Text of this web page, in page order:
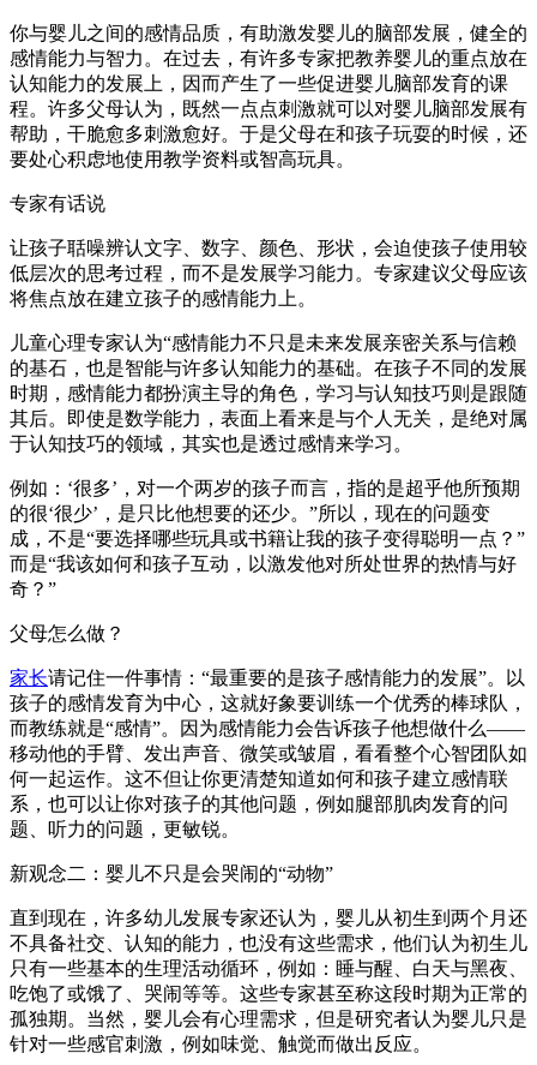
你与婴儿之间的感情品质，有助激发婴儿的脑部发展，健全的
感情能力与智力。在过去，有许多专家把教养婴儿的重点放在
认知能力的发展上，因而产生了一些促进婴儿脑部发育的课
程。许多父母认为，既然一点点刺激就可以对婴儿脑部发展有
帮助，干脆愈多刺激愈好。于是父母在和孩子玩耍的时候，还
要处心积虑地使用教学资料或智高玩具。
专家有话说
让孩子聒噪辨认文字、数字、颜色、形状，会迫使孩子使用较
低层次的思考过程，而不是发展学习能力。专家建议父母应该
将焦点放在建立孩子的感情能力上。
儿童心理专家认为“感情能力不只是未来发展亲密关系与信赖
的基石，也是智能与许多认知能力的基础。在孩子不同的发展
时期，感情能力都扮演主导的角色，学习与认知技巧则是跟随
其后。即使是数学能力，表面上看来是与个人无关，是绝对属
于认知技巧的领域，其实也是透过感情来学习。
例如：‘很多’，对一个两岁的孩子而言，指的是超乎他所预期
的很‘很少’，是只比他想要的还少。”所以，现在的问题变
成，不是“要选择哪些玩具或书籍让我的孩子变得聪明一点？”
而是“我该如何和孩子互动，以激发他对所处世界的热情与好
奇？”
父母怎么做？
家长请记住一件事情：“最重要的是孩子感情能力的发展”。以
孩子的感情发育为中心，这就好象要训练一个优秀的棒球队，
而教练就是“感情”。因为感情能力会告诉孩子他想做什么——
移动他的手臂、发出声音、微笑或皱眉，看看整个心智团队如
何一起运作。这不但让你更清楚知道如何和孩子建立感情联
系，也可以让你对孩子的其他问题，例如腿部肌肉发育的问
题、听力的问题，更敏锐。
新观念二：婴儿不只是会哭闹的“动物”
直到现在，许多幼儿发展专家还认为，婴儿从初生到两个月还
不具备社交、认知的能力，也没有这些需求，他们认为初生儿
只有一些基本的生理活动循环，例如：睡与醒、白天与黑夜、
吃饱了或饿了、哭闹等等。这些专家甚至称这段时期为正常的
孤独期。当然，婴儿会有心理需求，但是研究者认为婴儿只是
针对一些感官刺激，例如味觉、触觉而做出反应。